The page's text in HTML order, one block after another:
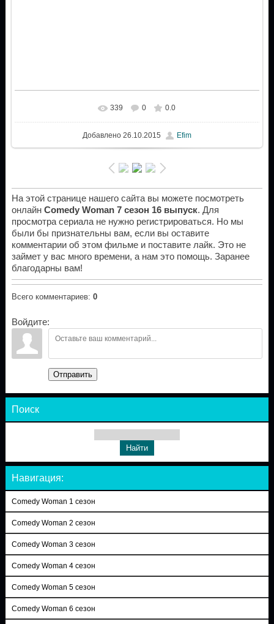
339 0 0.0
Добавлено26.10.2015 Efim
На этой странице нашего сайта вы можете посмотреть
онлайн Comedy Woman 7 сезон 16 выпуск. Для
просмотра сериала не нужно регистрироваться. Но мы
были бы признательны вам, если вы оставите
комментарии об этом фильме и поставите лайк. Это не
займет у вас много времени, а нам это помощь. Заранее
благодарны вам!
Всего комментариев: 0
Войдите:
Отправить
Поиск
Навигация:
Comedy Woman 1 сезон
Comedy Woman 2 сезон
Comedy Woman 3 сезон
Comedy Woman 4 сезон
Comedy Woman 5 сезон
Comedy Woman 6 сезон